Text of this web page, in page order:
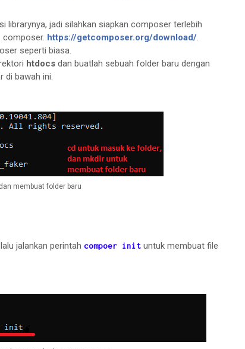
librarynya, jadi silahkan siapkan composer terlebih
composer. https://getcomposer.org/download/.
seperti biasa.
htdocs dan buatlah sebuah folder baru dengan
di bawah ini.
membuat folder baru
lalu jalankan perintah compoer init untuk membuat file